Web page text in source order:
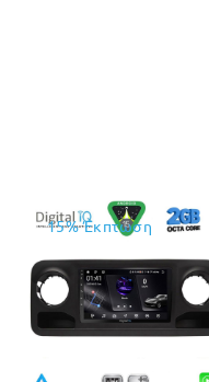
15% Έκπτωση